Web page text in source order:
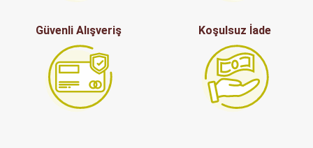
Güvenli Alışveriş Koşulsuz İade